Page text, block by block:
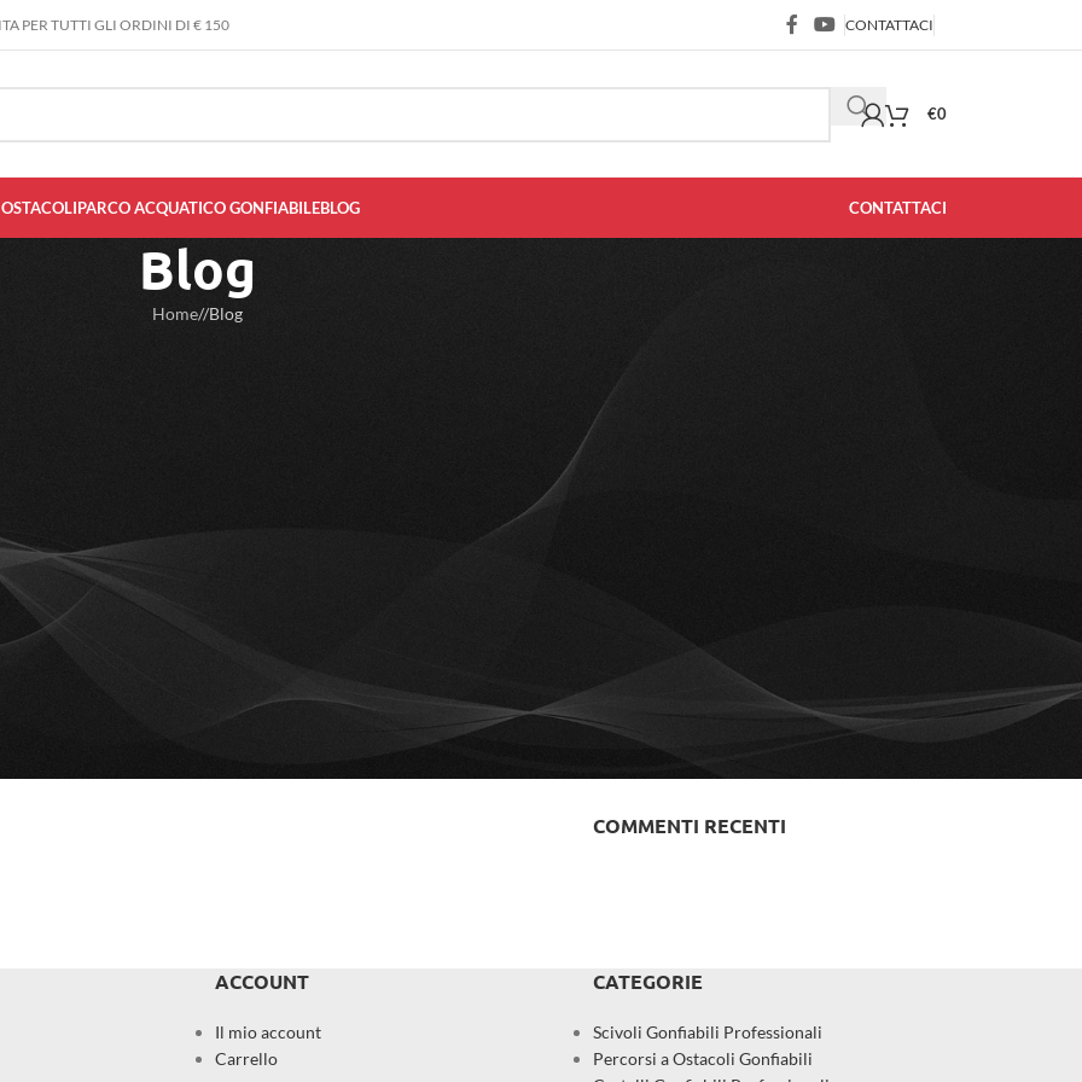
PER TUTTI GLI ORDINI DI € 150 CONTATTACI
€0
PARCO ACQUATICO GONFIABILEBLOG CONTATTACI
Blog
Home/ Blog
Notizia
COMMENTI RECENTI
ACCOUNT
Il mio account
Carrello
CATEGORIE
Scivoli Gonfiabili Professionali
Percorsi a Ostacoli Gonfiabili